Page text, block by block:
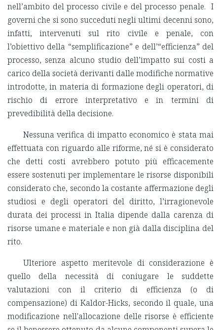
nell’ambito del processo civile e del processo penale. I
governi che si sono succeduti negli ultimi decenni sono,
infatti, intervenuti sul rito civile e penale, con
l’obiettivo della “semplificazione” e dell’“efficienza” del
processo, senza alcuno studio dell’impatto sui costi a
carico della società derivanti dalle modifiche normative
introdotte, in materia di formazione degli operatori, di
rischio di errore interpretativo e in termini di
prevedibilità della decisione.
Nessuna verifica di impatto economico è stata mai
effettuata con riguardo alle riforme, né si è considerato
che detti costi avrebbero potuto più efficacemente
essere sostenuti per implementare le risorse disponibili
considerato che, secondo la costante affermazione degli
studiosi e degli operatori del diritto, l’irragionevole
durata dei processi in Italia dipende dalla carenza di
risorse umane e materiale e non già dalla disciplina del
rito.
Ulteriore aspetto meritevole di considerazione è
quello della necessità di coniugare le suddette
valutazioni con il criterio di efficienza (o di
compensazione) di Kaldor-Hicks, secondo il quale, una
modificazione nell'allocazione delle risorse è efficiente